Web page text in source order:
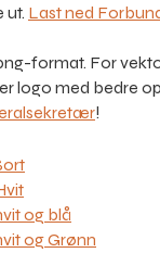
ut. Last ned
format. For
logo med bedre
!
og blå
og Grønn